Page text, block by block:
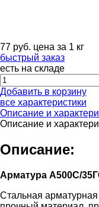
77 руб. цена за 1 кг
быстрый заказ
есть на складе
Добавить в корзину
все характеристики
Описание и
Описание и
Описание:
Арматура А500С/
Стальная